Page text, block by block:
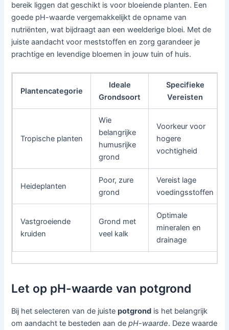
bereik liggen dat geschikt is voor bloeiende planten. Een
goede pH-waarde vergemakkelijkt de opname van
nutriënten, wat bijdraagt aan een weelderige bloei. Met de
juiste aandacht voor meststoffen en zorg garandeer je
prachtige en levendige bloemen in jouw tuin of huis.
Plantencategorie
Ideale
Grondsoort
Specifieke
Vereisten
Tropische planten
Wie
belangrijke
humusrijke
grond
Voorkeur voor
hogere
vochtigheid
Heideplanten
Poor, zure
grond
Vereist lage
voedingsstoffen
Vastgroeiende
kruiden
Grond met
veel kalk
Optimale
mineralen en
drainage
Let op pH-waarde van potgrond
Bij het selecteren van de juistepotgrond is het belangrijk
om aandacht te besteden aan depH-waarde. Deze waarde